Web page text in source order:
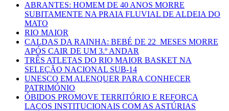
ABRANTES: HOMEM DE 40 ANOS MORRE
SUBITAMENTE NA PRAIA FLUVIAL DE ALDEIA DO
MATO
RIO MAIOR
CALDAS DA RAINHA: BEBÉ DE 22 MESES MORRE
APÓS CAIR DE UM 3.º ANDAR
TRÊS ATLETAS DO RIO MAIOR BASKET NA
SELEÇÃO NACIONAL SUB-14
UNESCO EM ALENQUER PARA CONHECER
PATRIMÓNIO
ÓBIDOS PROMOVE TERRITÓRIO E REFORÇA
LAÇOS INSTITUCIONAIS COM AS ASTÚRIAS